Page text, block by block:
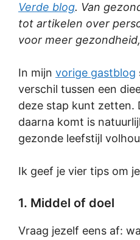
Verde blog. Van
tot artikelen over
voor meer
In mijn vorige gastblog
verschil tussen een
deze stap kunt zetten.
daarna komt is
gezonde leefstijl
Ik geef je vier tips om
1. Middel of doel
Vraag jezelf eens af: